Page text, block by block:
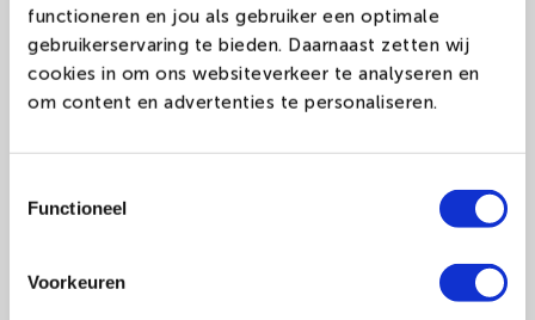
functioneren en jou als gebruiker een optimale
gebruikerservaring te bieden. Daarnaast zetten wij
cookies in om ons websiteverkeer te analyseren en
om content en advertenties te personaliseren.
Functioneel
Voorkeuren